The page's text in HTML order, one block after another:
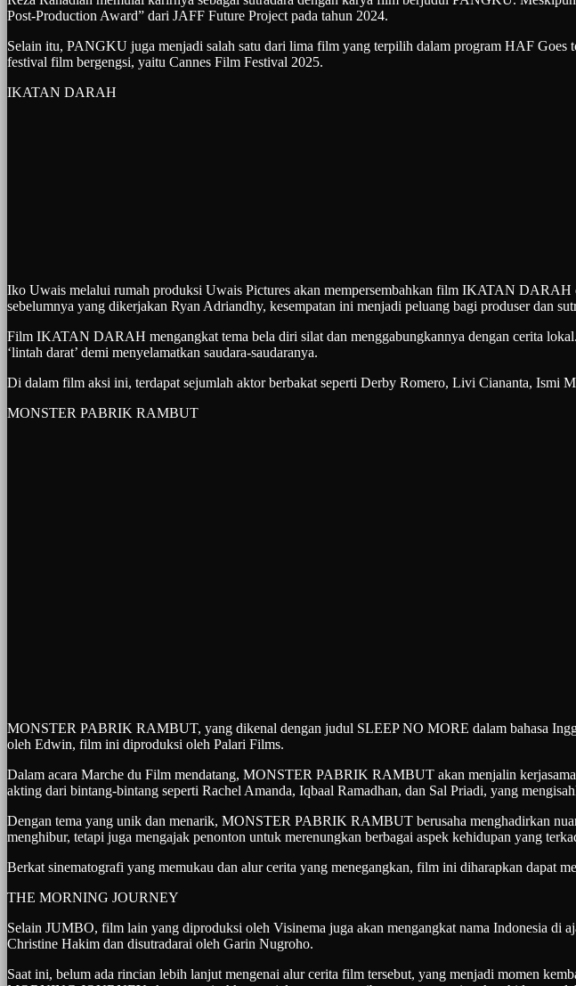
Post-Production Award” dari JAFF Future Project pada tahun 2024.
Selain itu, PANGKU juga menjadi salah satu dari lima film yang terpilih dalam program HAF Goes
festival film bergengsi, yaitu Cannes Film Festival 2025.
IKATAN DARAH
Iko Uwais melalui rumah produksi Uwais Pictures akan mempersembahkan film IKATAN
sebelumnya yang dikerjakan Ryan Adriandhy, kesempatan ini menjadi peluang bagi produser dan
Film IKATAN DARAH mengangkat tema bela diri silat dan menggabungkannya dengan cerita
‘lintah darat’ demi menyelamatkan saudara-saudaranya.
Di dalam film aksi ini, terdapat sejumlah aktor berbakat seperti Derby Romero, Livi Ciananta, Ismi
MONSTER PABRIK RAMBUT
MONSTER PABRIK RAMBUT, yang dikenal dengan judul SLEEP NO MORE dalam bahasa
oleh Edwin, film ini diproduksi oleh Palari Films.
Dalam acara Marche du Film mendatang, MONSTER PABRIK RAMBUT akan menjalin
akting dari bintang-bintang seperti Rachel Amanda, Iqbaal Ramadhan, dan Sal Priadi, yang
Dengan tema yang unik dan menarik, MONSTER PABRIK RAMBUT berusaha menghadirkan
menghibur, tetapi juga mengajak penonton untuk merenungkan berbagai aspek kehidupan yang
Berkat sinematografi yang memukau dan alur cerita yang menegangkan, film ini diharapkan dapat
THE MORNING JOURNEY
Selain JUMBO, film lain yang diproduksi oleh Visinema juga akan mengangkat nama Indonesia
Christine Hakim dan disutradarai oleh Garin Nugroho.
Saat ini, belum ada rincian lebih lanjut mengenai alur cerita film tersebut, yang menjadi momen